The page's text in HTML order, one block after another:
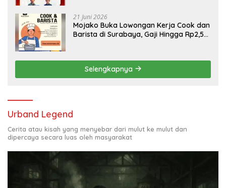
21 Juni 2026
Mojako Buka Lowongan Kerja Cook dan
Barista di Surabaya, Gaji Hingga Rp2,5
Selengkapnya
Urband Legend
Cerita atau kisah yang menyebar dari mulut ke mulut dan
dipercaya secara luas oleh masyarakat